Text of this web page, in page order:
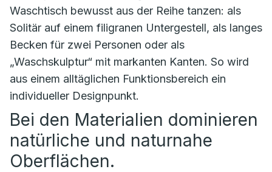
Waschtisch bewusst aus der Reihe tanzen: als
Solitär auf einem filigranen Untergestell, als langes
Becken für zwei Personen oder als
„Waschskulptur“ mit markanten Kanten. So wird
aus einem alltäglichen Funktionsbereich ein
individueller Designpunkt.
Bei den Materialien dominieren
natürliche und naturnahe
Oberflächen.